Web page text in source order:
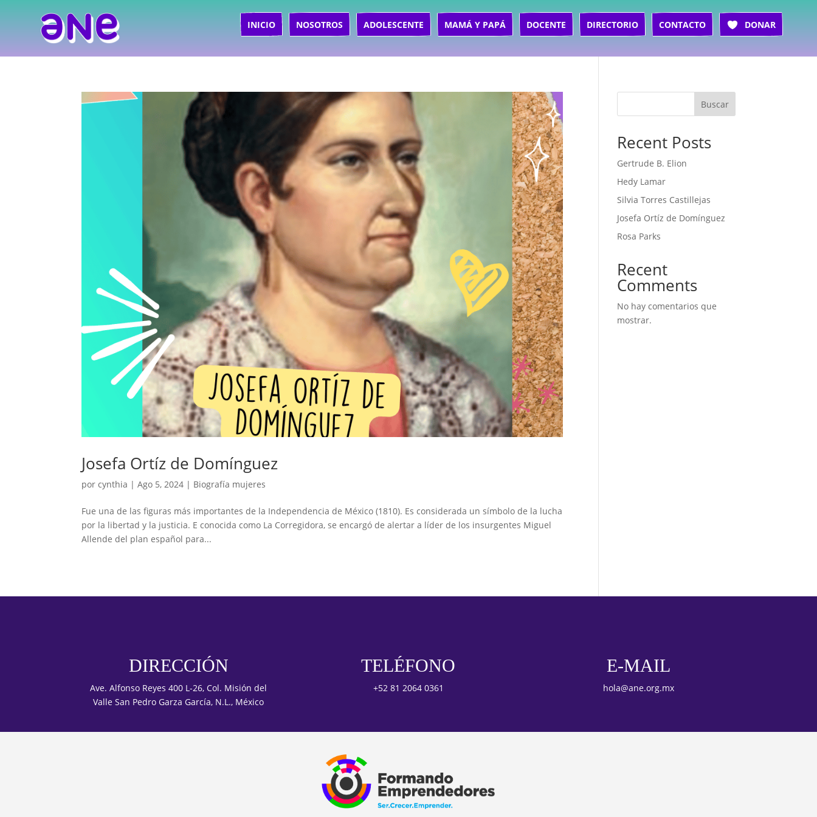
INICIO NOSOTROS ADOLESCENTE MAMÁ Y PAPÁ DOCENTE DIRECTORIO CONTACTO DONAR
Josefa Ortíz de Domínguez
porcynthia |Ago 5, 2024 | Biografía mujeres
Fue una de las figuras más importantes de la Independencia de México (1810). Es considerada un símbolo de la lucha
por la libertad y la justicia. E conocida como La Corregidora, se encargó de alertar a líder de los insurgentes Miguel
Allende del plan español para...
Buscar
Recent Posts
Gertrude B. Elion
Hedy Lamar
Silvia Torres Castillejas
Josefa Ortíz de Domínguez
Rosa Parks
Recent
Comments
No hay comentarios que
mostrar.
DIRECCIÓN
Ave. Alfonso Reyes 400 L-26, Col. Misión del
Valle San Pedro Garza García, N.L., México
TELÉFONO
+52 81 2064 0361
E-MAIL
hola@ane.org.mx